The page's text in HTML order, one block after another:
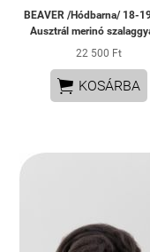
BEAVER /Hódbarna/ 18-
Ausztrál merinó
22 500 Ft
 KOSÁRBA